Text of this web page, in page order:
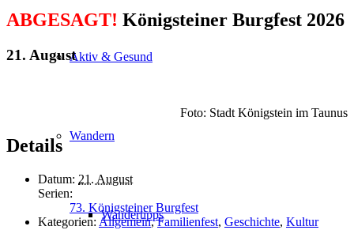
Aktiv & Gesund
Wandern
Wandertipps
ABGESAGT! Königsteiner Burgfest 2026
21. August
Foto: Stadt Königstein im Taunus
Details
Datum: 21. August
Serien:
73. Königsteiner Burgfest
Kategorien: Allgemein,Familienfest, Geschichte, Kultur